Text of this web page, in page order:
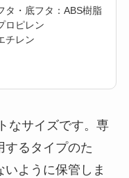
タ・底フタ：ABS樹脂
ロピレン
チレン
なサイズです。専
するタイプのた
ように保管しま